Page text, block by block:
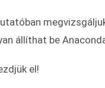
állíthat be
el!